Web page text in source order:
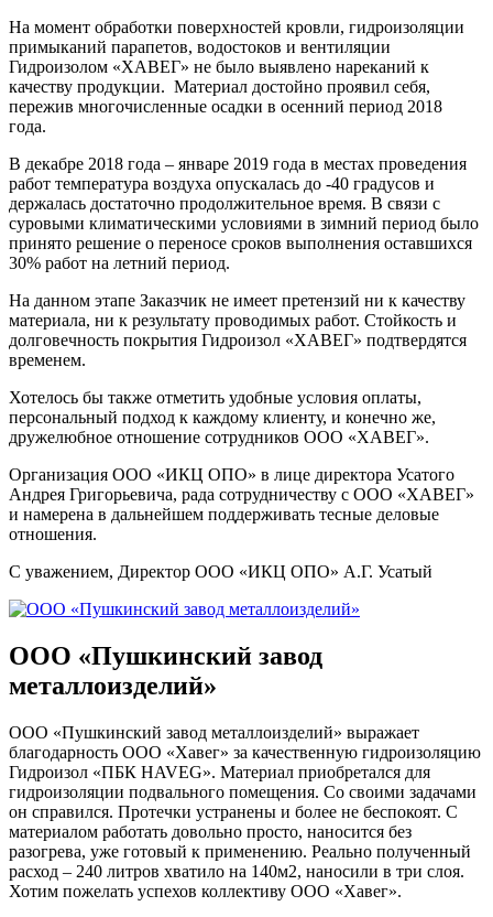
На момент обработки поверхностей кровли, гидроизоляции
примыканий парапетов, водостоков и вентиляции
Гидроизолом «ХАВЕГ» не было выявлено нареканий к
качеству продукции. Материал достойно проявил себя,
пережив многочисленные осадки в осенний период 2018
года.
В декабре 2018 года – январе 2019 года в местах проведения
работ температура воздуха опускалась до -40 градусов и
держалась достаточно продолжительное время. В связи с
суровыми климатическими условиями в зимний период было
принято решение о переносе сроков выполнения оставшихся
30% работ на летний период.
На данном этапе Заказчик не имеет претензий ни к качеству
материала, ни к результату проводимых работ. Стойкость и
долговечность покрытия Гидроизол «ХАВЕГ» подтвердятся
временем.
Хотелось бы также отметить удобные условия оплаты,
персональный подход к каждому клиенту, и конечно же,
дружелюбное отношение сотрудников ООО «ХАВЕГ».
Организация ООО «ИКЦ ОПО» в лице директора Усатого
Андрея Григорьевича, рада сотрудничеству с ООО «ХАВЕГ»
и намерена в дальнейшем поддерживать тесные деловые
отношения.
С уважением, Директор ООО «ИКЦ ОПО» А.Г. Усатый
ООО «Пушкинский завод
металлоизделий»
ООО «Пушкинский завод металлоизделий» выражает
благодарность ООО «Хавег» за качественную гидроизоляцию
Гидроизол «ПБК HAVEG». Материал приобретался для
гидроизоляции подвального помещения. Со своими задачами
он справился. Протечки устранены и более не беспокоят. С
материалом работать довольно просто, наносится без
разогрева, уже готовый к применению. Реально полученный
расход – 240 литров хватило на 140м2, наносили в три слоя.
Хотим пожелать успехов коллективу ООО «Хавег».